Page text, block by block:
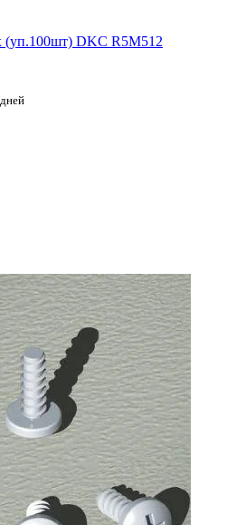
DKC R5M512